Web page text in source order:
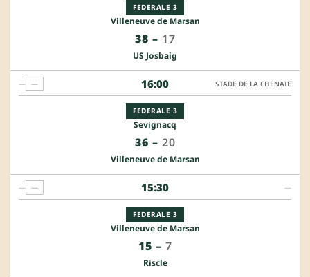
FEDERALE 3
Villeneuve de Marsan
38 – 17
US Josbaig
16:00
FEDERALE 3
Sevignacq
36 – 20
Villeneuve de Marsan
— — STADE DE LA CHENAIE
15:30
FEDERALE 3
Villeneuve de Marsan
15 – 7
Riscle
— — —